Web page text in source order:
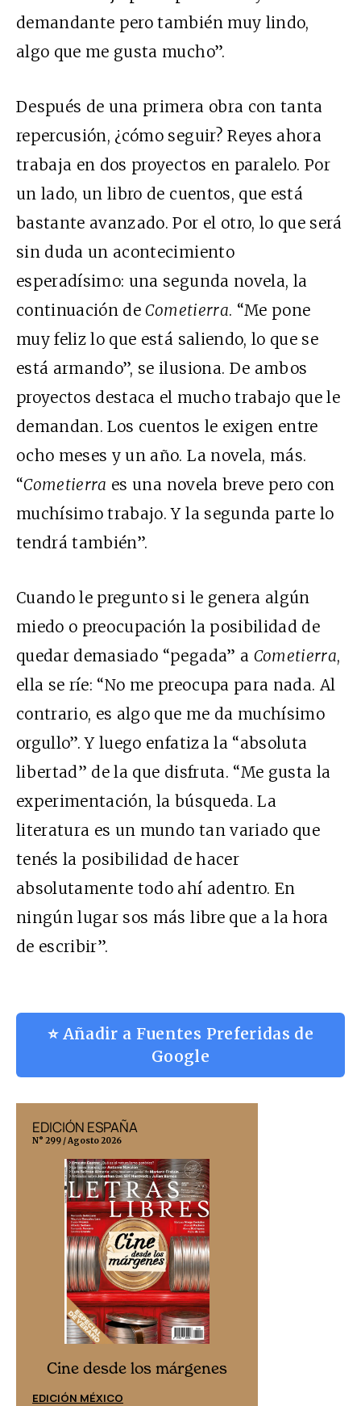
demandante pero también muy lindo,
algo que me gusta mucho”.
Después de una primera obra con tanta
repercusión, ¿cómo seguir? Reyes ahora
trabaja en dos proyectos en paralelo. Por
un lado, un libro de cuentos, que está
bastante avanzado. Por el otro, lo que será
sin duda un acontecimiento
esperadísimo: una segunda novela, la
continuación deCometierra. “Me pone
muy feliz lo que está saliendo, lo que se
está armando”, se ilusiona. De ambos
proyectos destaca el mucho trabajo que le
demandan. Los cuentos le exigen entre
ocho meses y un año. La novela, más.
“Cometierra es una novela breve pero con
muchísimo trabajo. Y la segunda parte lo
tendrá también”.
Cuando le pregunto si le genera algún
miedo o preocupación la posibilidad de
quedar demasiado “pegada” a Cometierra,
ella se ríe: “No me preocupa para nada. Al
contrario, es algo que me da muchísimo
orgullo”. Y luego enfatiza la “absoluta
libertad” de la que disfruta. “Me gusta la
experimentación, la búsqueda. La
literatura es un mundo tan variado que
tenés la posibilidad de hacer
absolutamente todo ahí adentro. En
ningún lugar sos más libre que a la hora
de escribir”.
⭐ Añadir a Fuentes Preferidas de
Google
EDICIÓN ESPAÑA
N° 299 / Agosto 2026
Cine desde los márgenes
EDICIÓN MÉXICO